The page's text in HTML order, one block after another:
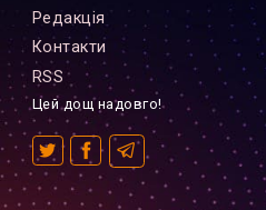
Редакцiя
Контакти
RSS
Цей дощ надовго!